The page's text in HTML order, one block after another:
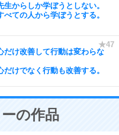
からしか学ぼうとしない。
ての人から学ぼうとする。
だけ改善して行動は変わらな
けでなく行動も改善する。
の作品